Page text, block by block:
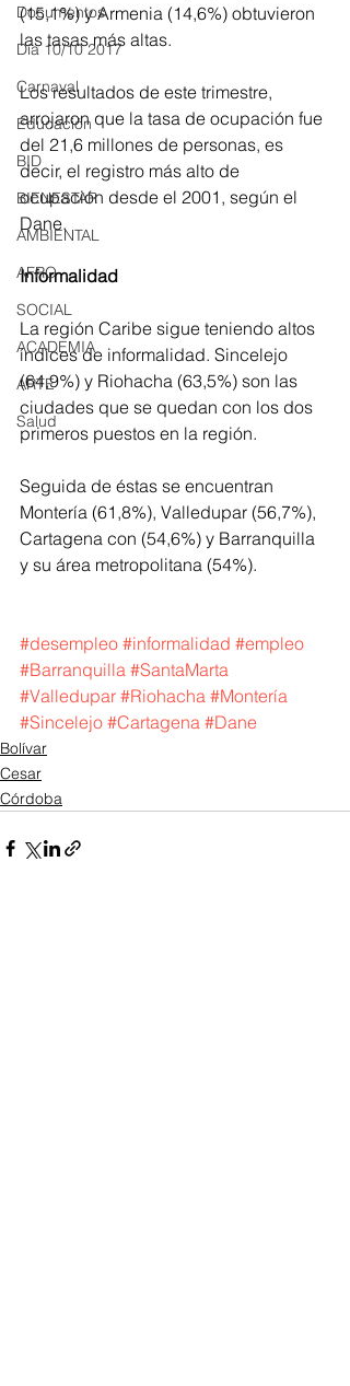
Documentos
Día 10/10 2017
Carnaval
Educación
BID
BIENESTAR
AMBIENTAL
AFRO
SOCIAL
ACADEMIA
ARTE
Salud
(15,1%) y Armenia (14,6%) obtuvieron
las tasas más altas.
Los resultados de este trimestre,
arrojaron que la tasa de ocupación fue
del 21,6 millones de personas, es
decir, el registro más alto de
ocupación desde el 2001, según el
Dane.
Informalidad
La región Caribe sigue teniendo altos
índices de informalidad. Sincelejo
(64,9%) y Riohacha (63,5%) son las
ciudades que se quedan con los dos
primeros puestos en la región.
Seguida de éstas se encuentran
Montería (61,8%), Valledupar (56,7%),
Cartagena con (54,6%) y Barranquilla
y su área metropolitana (54%).
#desempleo #informalidad #empleo
#Barranquilla #SantaMarta
#Valledupar #Riohacha #Montería
#Sincelejo #Cartagena #Dane
Bolívar
Cesar
Córdoba